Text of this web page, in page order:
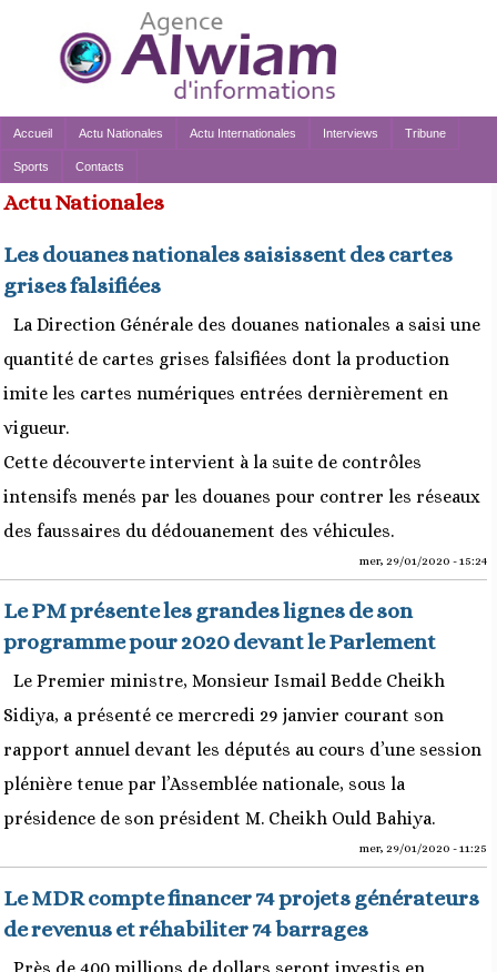
Accueil Actu Nationales Actu Internationales Interviews Tribune
Sports Contacts
Actu Nationales
Les douanes nationales saisissent des cartes
grises falsifiées
La Direction Générale des douanes nationales a saisi une
quantité de cartes grises falsifiées dont la production
imite les cartes numériques entrées dernièrement en
vigueur.
Cette découverte intervient à la suite de contrôles
intensifs menés par les douanes pour contrer les réseaux
des faussaires du dédouanement des véhicules.
mer, 29/01/2020 - 15:24
Le PM présente les grandes lignes de son
programme pour 2020 devant le Parlement
Le Premier ministre, Monsieur Ismail Bedde Cheikh
Sidiya, a présenté ce mercredi 29 janvier courant son
rapport annuel devant les députés au cours d’une session
plénière tenue par l’Assemblée nationale, sous la
présidence de son président M. Cheikh Ould Bahiya.
mer, 29/01/2020 - 11:25
Le MDR compte financer 74 projets générateurs
de revenus et réhabiliter 74 barrages